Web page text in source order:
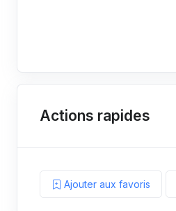
Actions rapides
Ajouter aux favoris